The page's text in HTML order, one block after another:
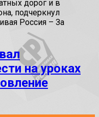
дорог и в
подчеркнул
Россия – За
на уроках